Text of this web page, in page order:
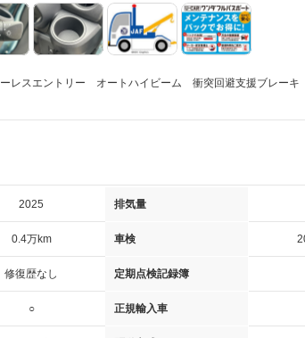
レスエントリー オートハイビーム 衝突回避支援ブレーキ
2025 排気量
0.4万km 車検
修復歴なし 定期点検記録簿
○ 正規輸入車